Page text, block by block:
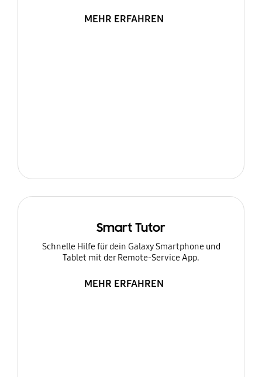
MEHR ERFAHREN
Smart Tutor
Schnelle Hilfe für dein Galaxy Smartphone und
Tablet mit der Remote-Service App.
MEHR ERFAHREN